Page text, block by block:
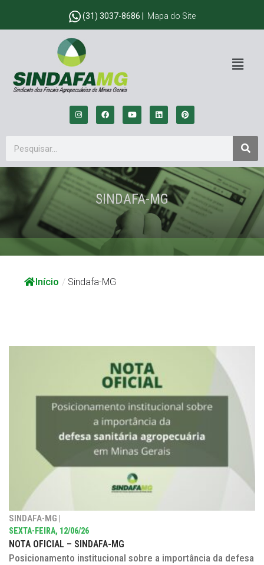
(31) 3037-8686 | Mapa do Site
SINDAFA-MG
Início / Sindafa-MG
SINDAFA-MG |
SEXTA-FEIRA, 12/06/26
NOTA OFICIAL – SINDAFA-MG
Posicionamento institucional sobre a importância da defesa